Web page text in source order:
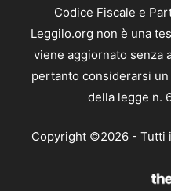
Codice Fiscale e
Leggilo.org non è una
viene aggiornato senza
pertanto considerarsi
della legge n.
Copyright ©2026 - Tutti